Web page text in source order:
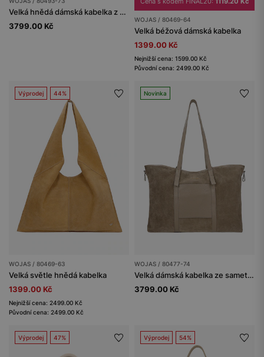
Velká hnědá dámská kabelka z kombinované kůže
3799.00 Kč
WOJAS / 80469-64
Velká béžová dámská kabelka
1399.00 Kč
Nejnižší cena: 1599.00 Kč
Původní cena: 2499.00 Kč
Výprodej 44%
WOJAS / 80469-63
Velká světle hnědá kabelka
1399.00 Kč
Nejnižší cena: 2499.00 Kč
Původní cena: 2499.00 Kč
Novinka
WOJAS / 80477-74
Velká dámská kabelka ze sametové štípenky a lícové kůže
3799.00 Kč
Výprodej 47% Výprodej 54%